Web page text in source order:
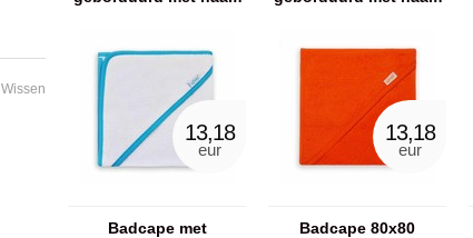
Badcape met
13,18
eur
Badcape 80x80
13,18
eur
Wissen